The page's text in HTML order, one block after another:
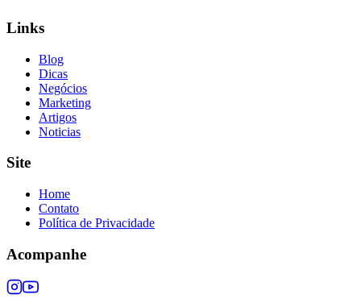
Links
Blog
Dicas
Negócios
Marketing
Artigos
Noticias
Site
Home
Contato
Política de Privacidade
Acompanhe